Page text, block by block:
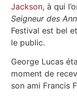
Jackson, à qui
Seigneur des
Festival est bel
le public.
George Lucas
moment de
son ami Francis